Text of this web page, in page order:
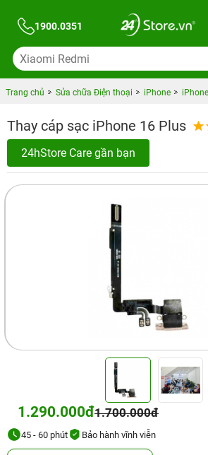
1900.0351
Trang chủ Sửa chữa Điện thoại iPhone
Thay cáp sạc iPhone 16 Plus
24hStore Care gần bạn
1.290.000đ1.700.000đ
45 - 60 phút Bảo hành vĩnh viễn